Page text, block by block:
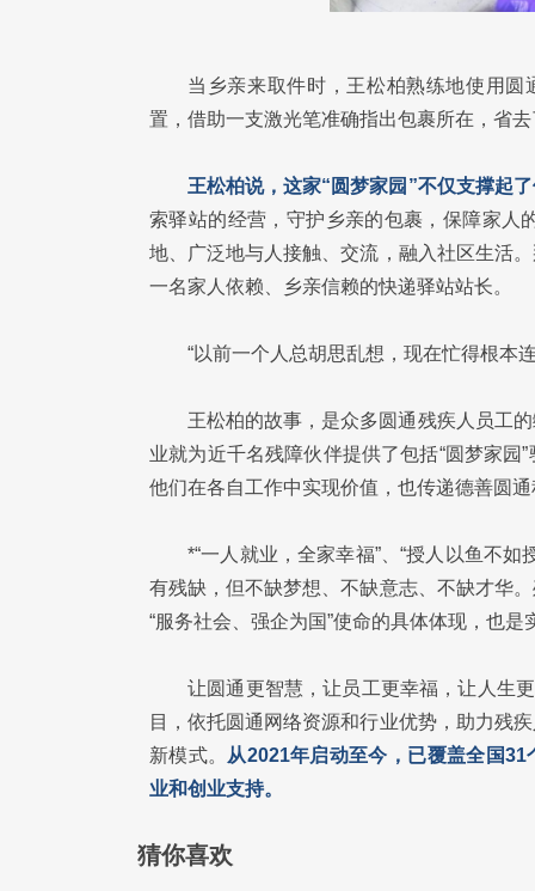
当乡亲来取件时，王松柏熟练地使用圆
置，借助一支激光笔准确指出包裹所在，省
王松柏说，这家“圆梦家园”不仅支撑起
索驿站的经营，守护乡亲的包裹，保障家人
地、广泛地与人接触、交流，融入社区生活
一名家人依赖、乡亲信赖的快递驿站站长。
“以前一个人总胡思乱想，现在忙得根本
王松柏的故事，是众多圆通残疾人员工
业就为近千名残障伙伴提供了包括“圆梦家
他们在各自工作中实现价值，也传递德善圆
*“一人就业，全家幸福”、“授人以鱼不
有残缺，但不缺梦想、不缺意志、不缺才华
“服务社会、强企为国”使命的具体体现，也是
让圆通更智慧，让员工更幸福，让人生
目，依托圆通网络资源和行业优势，助力残
新模式。 从2021年启动至今，已覆盖全国
业和创业支持。
猜你喜欢